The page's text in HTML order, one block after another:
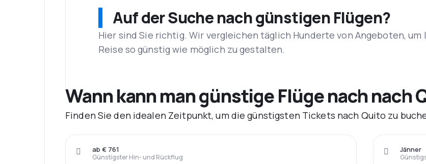
Auf der Suche nach günstigen Flügen?
Hier sind Sie richtig. Wir vergleichen täglich Hunderte von Angeboten, um
Reise so günstig wie möglich zu gestalten.
Wann kann man günstige Flüge nach nach
Finden Sie den idealen Zeitpunkt, um die günstigsten Tickets nach Quito zu
Günstigster Hin- und Rückflug
ab € 761 Jänner